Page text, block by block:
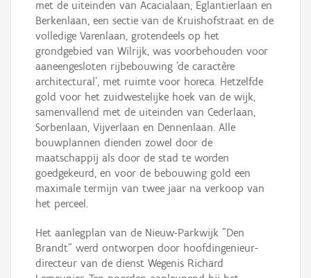
met de uiteinden van Acacialaan, Eglantierlaan en
Berkenlaan, een sectie van de Kruishofstraat en de
volledige Varenlaan, grotendeels op het
grondgebied van Wilrijk, was voorbehouden voor
aaneengesloten rijbebouwing 'de caractère
architectural', met ruimte voor horeca. Hetzelfde
gold voor het zuidwestelijke hoek van de wijk,
samenvallend met de uiteinden van Cederlaan,
Sorbenlaan, Vijverlaan en Dennenlaan. Alle
bouwplannen dienden zowel door de
maatschappij als door de stad te worden
goedgekeurd, en voor de bebouwing gold een
maximale termijn van twee jaar na verkoop van
het perceel.
Het aanlegplan van de Nieuw-Parkwijk "Den
Brandt" werd ontworpen door hoofdingenieur-
directeur van de dienst Wegenis Richard